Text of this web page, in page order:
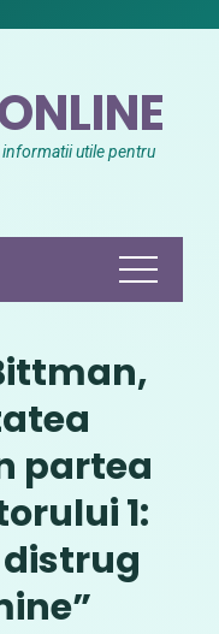
utile pentru
partea
1:
distrug